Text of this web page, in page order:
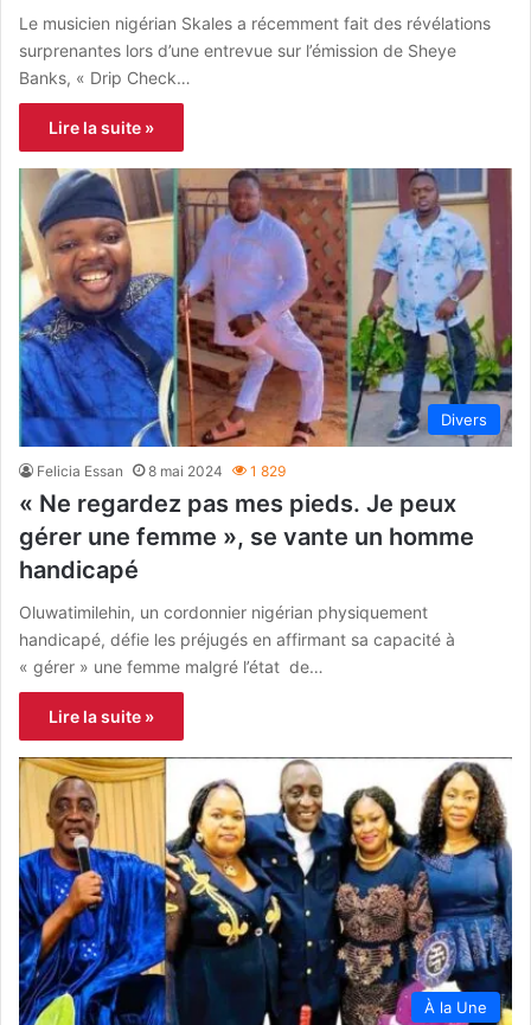
Le musicien nigérian Skales a récemment fait des révélations
surprenantes lors d’une entrevue sur l’émission de Sheye
Banks, « Drip Check…
Lire la suite »
Divers
Felicia Essan 8 mai 2024 1 829
« Ne regardez pas mes pieds. Je peux
gérer une femme », se vante un homme
handicapé
Oluwatimilehin, un cordonnier nigérian physiquement
handicapé, défie les préjugés en affirmant sa capacité à
« gérer » une femme malgré l’état de…
Lire la suite »
À la Une